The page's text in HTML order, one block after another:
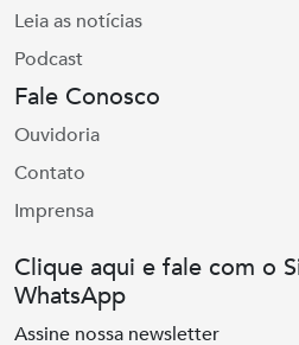
Leia as notícias
Podcast
Fale Conosco
Ouvidoria
Contato
Imprensa
Clique aqui e fale com o
WhatsApp
Assine nossa newsletter